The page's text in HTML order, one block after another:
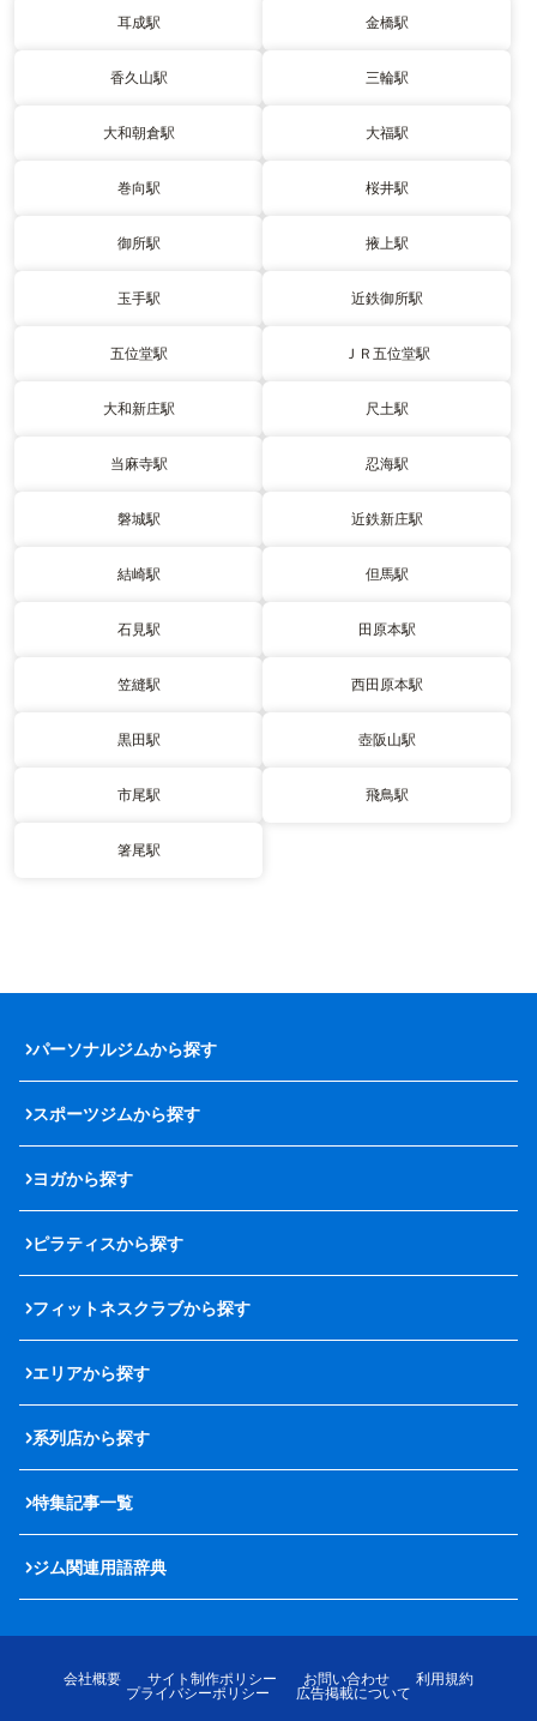
耳成駅 金橋駅
香久山駅 三輪駅
大和朝倉駅 大福駅
巻向駅 桜井駅
御所駅 掖上駅
玉手駅 近鉄御所駅
五位堂駅 ＪＲ五位堂駅
大和新庄駅 尺土駅
当麻寺駅 忍海駅
磐城駅 近鉄新庄駅
結崎駅 但馬駅
石見駅 田原本駅
笠縫駅 西田原本駅
黒田駅 壺阪山駅
市尾駅 飛鳥駅
箸尾駅
パーソナルジムから探す
スポーツジムから探す
ヨガから探す
ピラティスから探す
フィットネスクラブから探す
エリアから探す
系列店から探す
特集記事一覧
ジム関連用語辞典
会社概要 サイト制作ポリシー お問い合わせ
利用規約
プライバシーポリシー
広告掲載について